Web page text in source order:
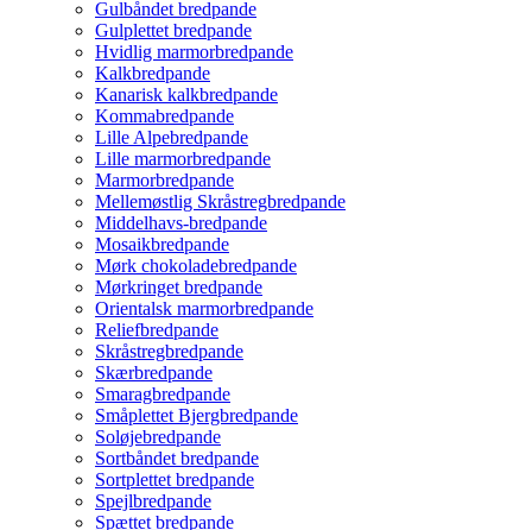
Gulbåndet bredpande
Gulplettet bredpande
Hvidlig marmorbredpande
Kalkbredpande
Kanarisk kalkbredpande
Kommabredpande
Lille Alpebredpande
Lille marmorbredpande
Marmorbredpande
Mellemøstlig Skråstregbredpande
Middelhavs-bredpande
Mosaikbredpande
Mørk chokoladebredpande
Mørkringet bredpande
Orientalsk marmorbredpande
Reliefbredpande
Skråstregbredpande
Skærbredpande
Smaragbredpande
Småplettet Bjergbredpande
Soløjebredpande
Sortbåndet bredpande
Sortplettet bredpande
Spejlbredpande
Spættet bredpande